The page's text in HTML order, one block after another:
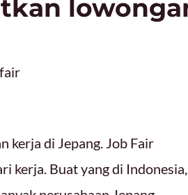
kerja di Jepang. Job Fair
kerja. Buat yang di Indonesia,